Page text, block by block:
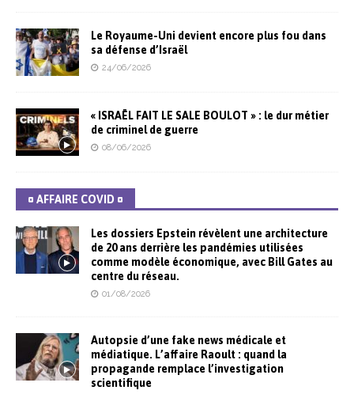
Le Royaume-Uni devient encore plus fou dans
sa défense d’Israël
24/06/2026
« ISRAËL FAIT LE SALE BOULOT » : le dur métier
de criminel de guerre
08/06/2026
¤ AFFAIRE COVID ¤
Les dossiers Epstein révèlent une architecture
de 20 ans derrière les pandémies utilisées
comme modèle économique, avec Bill Gates au
centre du réseau.
01/08/2026
Autopsie d’une fake news médicale et
médiatique. L’affaire Raoult : quand la
propagande remplace l’investigation
scientifique